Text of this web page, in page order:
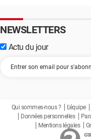
NEWSLETTERS
Actu du jour
Qui sommes-nous ? L'équipe
Données personnelles
Mentions légales